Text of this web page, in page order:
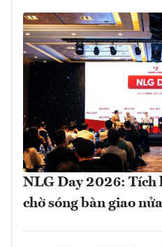
NLG Day 2026: Tích
chờ sóng bàn giao